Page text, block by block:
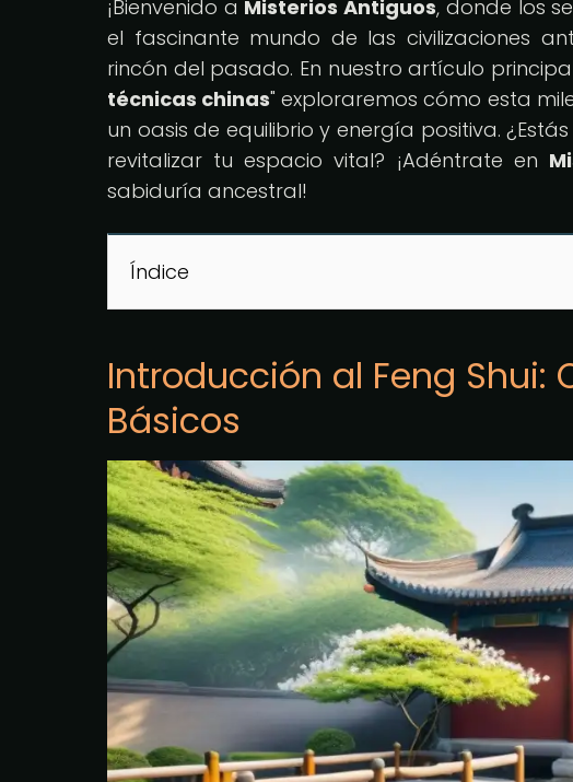
¡Bienvenido a Misterios Antiguos, donde los
el fascinante mundo de las civilizaciones
rincón del pasado. En nuestro artículo
técnicas chinas" exploraremos cómo esta
un oasis de equilibrio y energía positiva.
revitalizar tu espacio vital? ¡Adéntrate en
sabiduría ancestral!
Índice
Introducción al Feng Shui:
Básicos